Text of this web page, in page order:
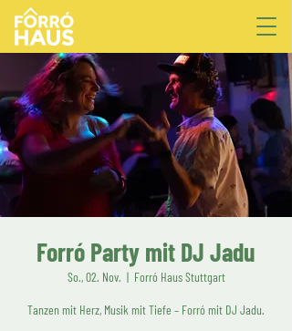
Forró Party mit DJ Jadu
So., 02. Nov.
  |
Forró Haus Stuttgart
Tanzen mit Herz, Musik mit Tiefe – Forró mit DJ Jadu.